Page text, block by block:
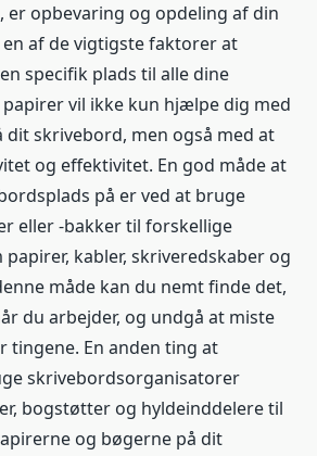
er opbevaring og opdeling af din
af de vigtigste faktorer at
specifik plads til alle dine
vil ikke kun hjælpe dig med
dit skrivebord, men også med at
og effektivitet. En god måde at
på er ved at bruge
eller -bakker til forskellige
papirer, kabler, skriveredskaber og
måde kan du nemt finde det,
du arbejder, og undgå at miste
tingene. En anden ting at
skrivebordsorganisatorer
bogstøtter og hyldeinddelere til
og bøgerne på dit